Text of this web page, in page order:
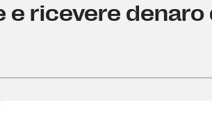
ricevere denaro